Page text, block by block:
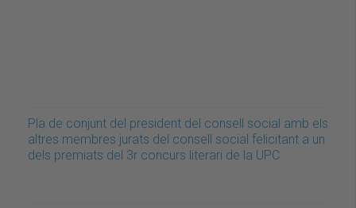
Pla de conjunt del president del consell social amb els
altres membres jurats del consell social felicitant a un
dels premiats del 3r concurs literari de la UPC